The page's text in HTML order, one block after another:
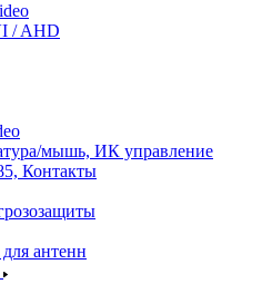
/ AHD
мышь, ИК управление
Контакты
антенн